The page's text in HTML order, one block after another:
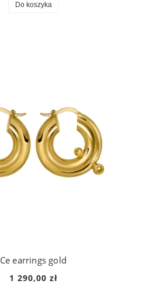
Do koszyka
Ce earrings gold
1 290,00 zł